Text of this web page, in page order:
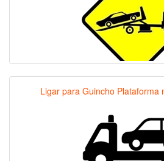
Ligar para Guincho Plataforma